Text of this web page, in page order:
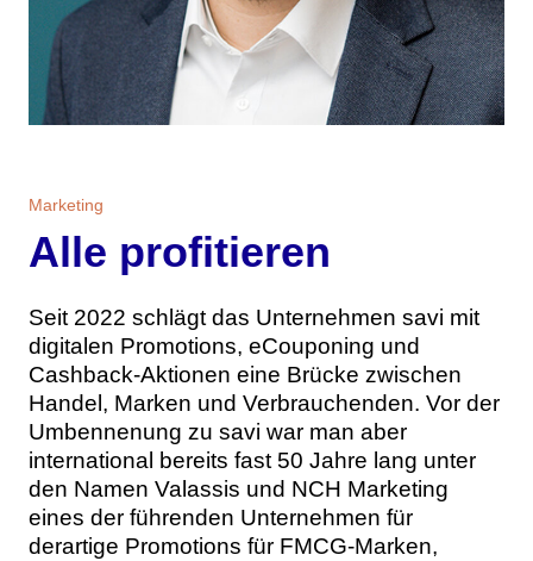
Marketing
Alle profitieren
Seit 2022 schlägt das Unternehmen savi mit
digitalen Promotions, eCouponing und
Cashback-Aktionen eine Brücke zwischen
Handel, Marken und Verbrauchenden. Vor der
Umbennenung zu savi war man aber
international bereits fast 50 Jahre lang unter
den Namen Valassis und NCH Marketing
eines der führenden Unternehmen für
derartige Promotions für FMCG-Marken,